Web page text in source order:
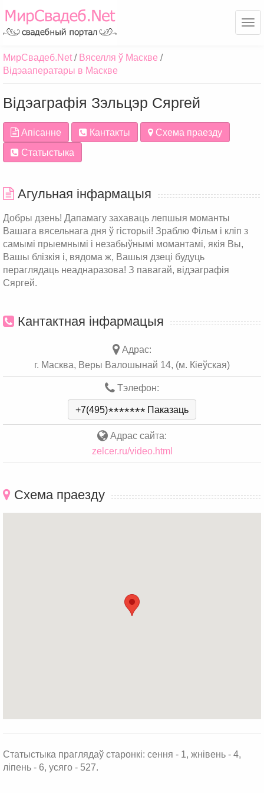
МирСвадеб.Net
Вяселля ў Маскве
Відэааператары в Маскве
Відэаграфія Зэльцэр Сяргей
Апісанне Кантакты
Схема праезду
Статыстыка
Агульная інфармацыя
Добры дзень! Дапамагу захаваць лепшыя моманты
Вашага вясельнага дня ў гісторыі! Зраблю Фільм і кліп з
самымі прыемнымі і незабыўнымі момантамі, якія Вы,
Вашы блізкія і, вядома ж, Вашыя дзеці будуць
пераглядаць неаднаразова! З павагай, відэаграфія
Сяргей.
Кантактная інфармацыя
Адрас:
г. Масква, Веры Валошынай 14, (м. Кіеўская)
Тэлефон:
+7(495)******* Паказаць
Адрас сайта:
zelcer.ru/video.html
Схема праезду
Статыстыка праглядаў старонкі: сення - 1, жнівень - 4,
ліпень - 6, усяго - 527.